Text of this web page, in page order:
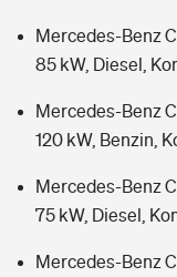
Mercedes-Benz
85 kW, Diesel,
Mercedes-Benz
120 kW, Benzin,
Mercedes-Benz
75 kW, Diesel,
Mercedes-Benz